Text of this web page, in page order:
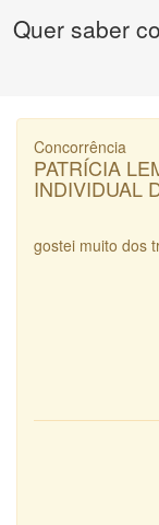
Quer saber
Concorrência
PATRÍCIA
INDIVIDUAL
gostei muito dos